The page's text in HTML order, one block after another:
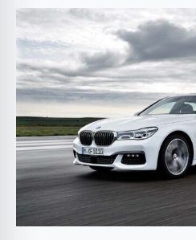
ia
cu
asalt
Salonul
Auto
de
la
Frankfurt